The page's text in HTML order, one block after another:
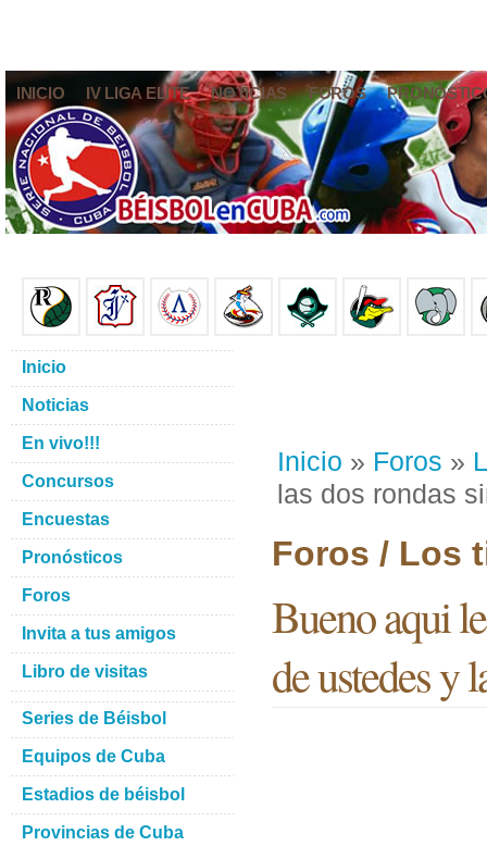
INICIO IV LIGA ELITE NOTICIAS FOROS
Inicio » Foros »
las dos rondas
Foros / Los
Bueno aqui
de ustedes y
Inicio
Noticias
En vivo!!!
Concursos
Encuestas
Pronósticos
Foros
Invita a tus amigos
Libro de visitas
Series de Béisbol
Equipos de Cuba
Estadios de béisbol
Provincias de Cuba